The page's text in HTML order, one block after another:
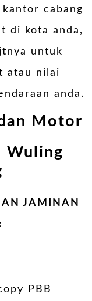
cabang
di kota anda,
untuk
atau nilai
anda.
Motor
Wuling
JAMINAN
PBB